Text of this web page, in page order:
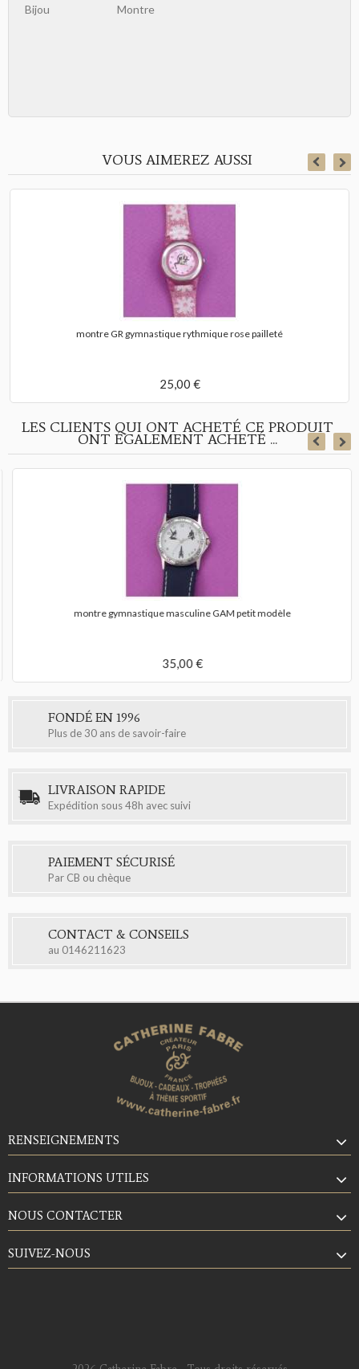
Bijou Montre
VOUS AIMEREZ AUSSI
montre GR gymnastique rythmique rose pailleté
25,00 €
LES CLIENTS QUI ONT ACHETÉ CE PRODUIT
ONT ÉGALEMENT ACHETÉ ...
montre gymnastique masculine GAM petit modèle
35,00 €
FONDÉ EN 1996
Plus de 30 ans de savoir-faire
LIVRAISON RAPIDE
Expédition sous 48h avec suivi
PAIEMENT SÉCURISÉ
Par CB ou chèque
CONTACT & CONSEILS
au 0146211623
RENSEIGNEMENTS
INFORMATIONS UTILES
NOUS CONTACTER
SUIVEZ-NOUS